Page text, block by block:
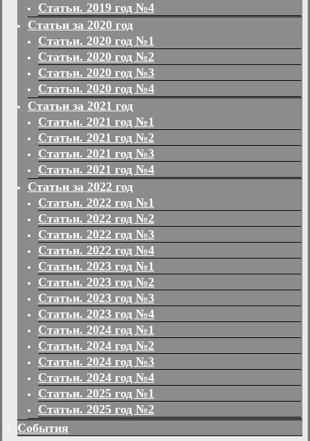
Статьи. 2019 год №4
Статьи за 2020 год
Статьи. 2020 год №1
Статьи. 2020 год №2
Статьи. 2020 год №3
Статьи. 2020 год №4
Статьи за 2021 год
Статьи. 2021 год №1
Статьи. 2021 год №2
Статьи. 2021 год №3
Статьи. 2021 год №4
Статьи за 2022 год
Статьи. 2022 год №1
Статьи. 2022 год №2
Статьи. 2022 год №3
Статьи. 2022 год №4
Статьи. 2023 год №1
Статьи. 2023 год №2
Статьи. 2023 год №3
Статьи. 2023 год №4
Статьи. 2024 год №1
Статьи. 2024 год №2
Статьи. 2024 год №3
Статьи. 2024 год №4
Статьи. 2025 год №1
Статьи. 2025 год №2
События